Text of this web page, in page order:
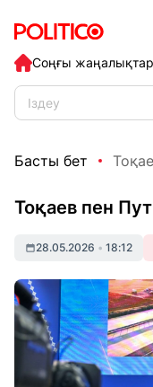
Соңғы жаңалықтар
Басты бет
Тоқаев пен
28.05.2026 • 18:12